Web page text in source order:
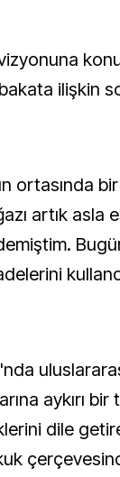
ilişkin
ortasında bir
artık asla
aykırı bir
dile